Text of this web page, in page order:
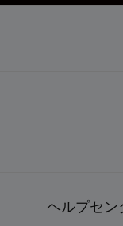
ヘルプセン